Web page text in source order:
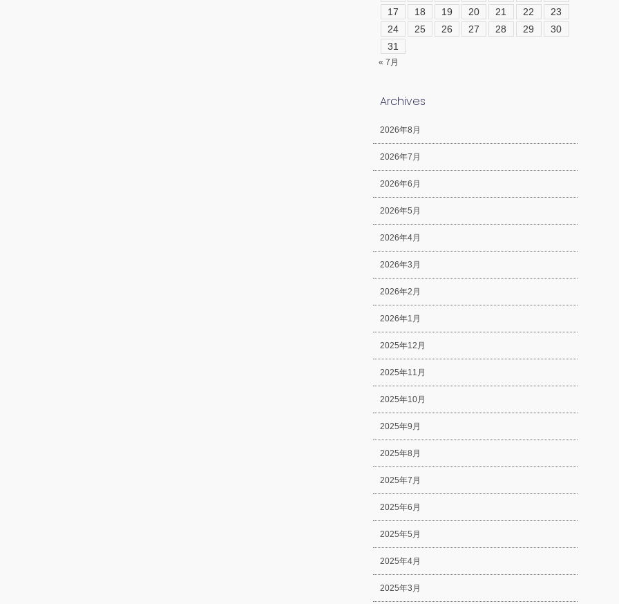
17
18 19 20 21 22
23
24
25 26 27 28 29
30
31
« 7月
Archives
2026年8月
2026年7月
2026年6月
2026年5月
2026年4月
2026年3月
2026年2月
2026年1月
2025年12月
2025年11月
2025年10月
2025年9月
2025年8月
2025年7月
2025年6月
2025年5月
2025年4月
2025年3月